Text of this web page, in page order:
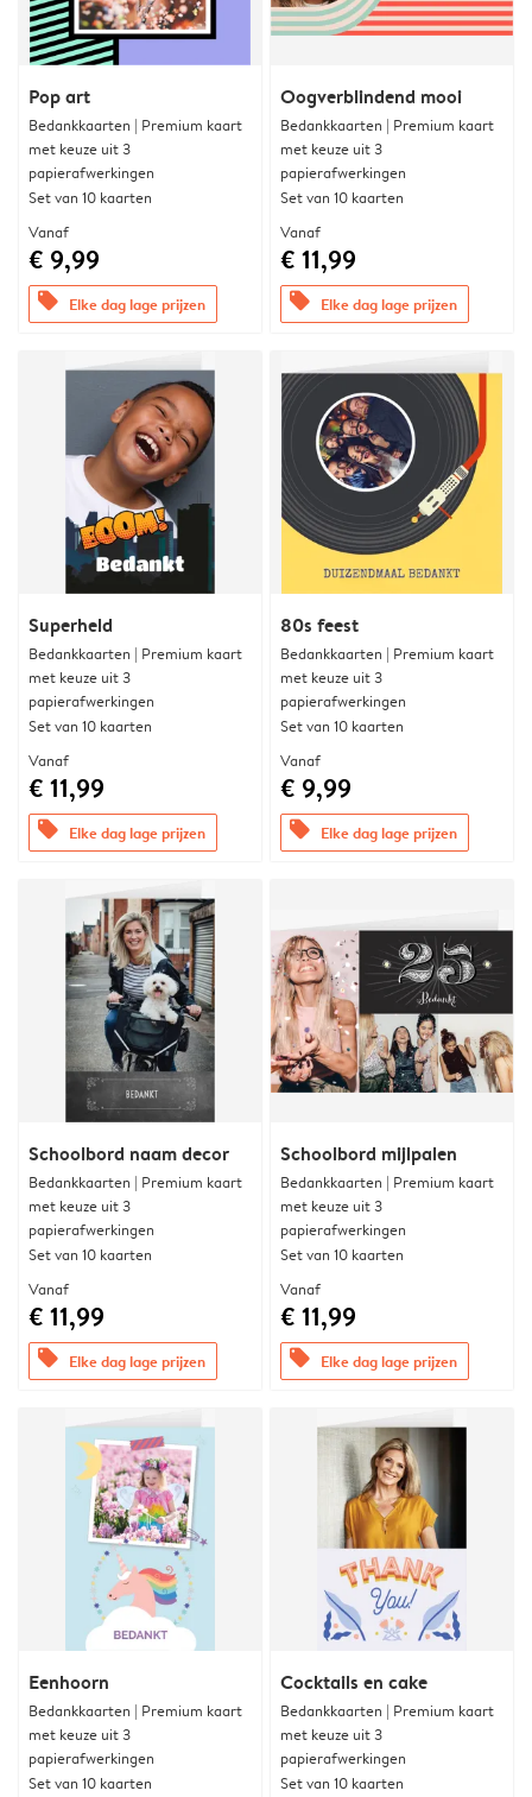
Pop art
Bedankkaarten | Premium kaart
met keuze uit 3
papierafwerkingen
Set van 10 kaarten
Vanaf
€ 9,99
offers Elke dag lage prijzen
Oogverblindend mooi
Bedankkaarten | Premium kaart
met keuze uit 3
papierafwerkingen
Set van 10 kaarten
Vanaf
€ 11,99
offers Elke dag lage prijzen
Superheld
Bedankkaarten | Premium kaart
met keuze uit 3
papierafwerkingen
Set van 10 kaarten
Vanaf
€ 11,99
offers Elke dag lage prijzen
80s feest
Bedankkaarten | Premium kaart
met keuze uit 3
papierafwerkingen
Set van 10 kaarten
Vanaf
€ 9,99
offers Elke dag lage prijzen
Schoolbord naam decor
Bedankkaarten | Premium kaart
met keuze uit 3
papierafwerkingen
Set van 10 kaarten
Vanaf
€ 11,99
offers Elke dag lage prijzen
Schoolbord mijlpalen
Bedankkaarten | Premium kaart
met keuze uit 3
papierafwerkingen
Set van 10 kaarten
Vanaf
€ 11,99
offers Elke dag lage prijzen
Eenhoorn
Bedankkaarten | Premium kaart
met keuze uit 3
papierafwerkingen
Set van 10 kaarten
Cocktails en cake
Bedankkaarten | Premium kaart
met keuze uit 3
papierafwerkingen
Set van 10 kaarten